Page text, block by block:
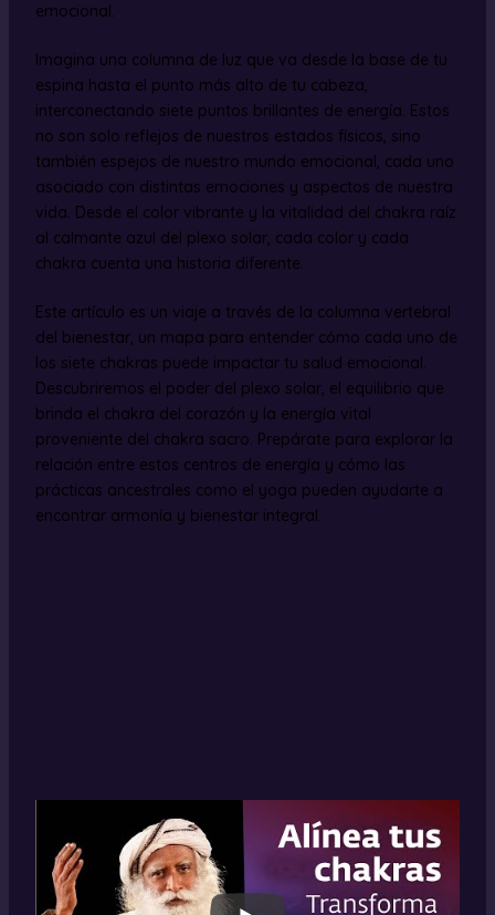
emocional.
Imagina una columna de luz que va desde la base de tu
espina hasta el punto más alto de tu cabeza,
interconectando siete puntos brillantes de energía. Estos
no son solo reflejos de nuestros estados físicos, sino
también espejos de nuestro mundo emocional, cada uno
asociado con distintas emociones y aspectos de nuestra
vida. Desde el color vibrante y la vitalidad del chakra raíz
al calmante azul del plexo solar, cada color y cada
chakra cuenta una historia diferente.
Este artículo es un viaje a través de la columna vertebral
del bienestar, un mapa para entender cómo cada uno de
los siete chakras puede impactar tu salud emocional.
Descubriremos el poder del plexo solar, el equilibrio que
brinda el chakra del corazón y la energía vital
proveniente del chakra sacro. Prepárate para explorar la
relación entre estos centros de energía y cómo las
prácticas ancestrales como el yoga pueden ayudarte a
encontrar armonía y bienestar integral.